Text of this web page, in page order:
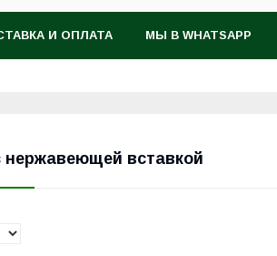
И ОПЛАТА МЫ В WHATSAPP
вставкой